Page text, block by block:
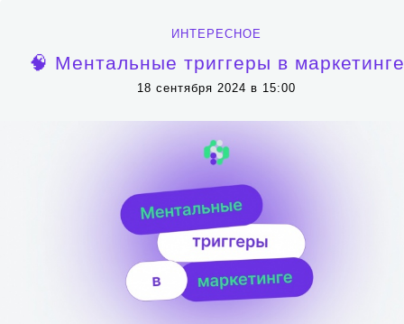
ИНТЕРЕСНОЕ
🧠 Ментальные триггеры в маркетинге
18 сентября 2024 в 15:00